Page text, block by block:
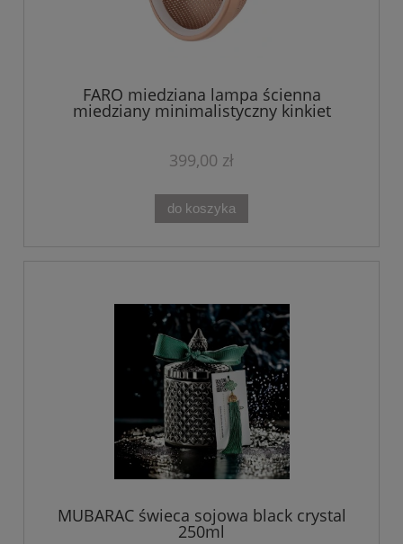
FARO miedziana lampa ścienna
miedziany minimalistyczny kinkiet
399,00 zł
do koszyka
MUBARAC świeca sojowa black crystal
250ml